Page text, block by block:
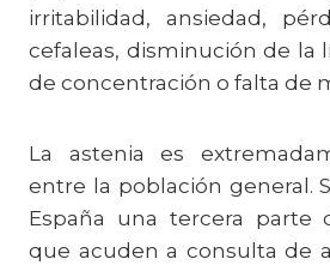
irritabilidad, ansiedad,
cefaleas, disminución de la
de concentración o falta de
La astenia es
entre la población general.
España una tercera parte
que acuden a consulta de